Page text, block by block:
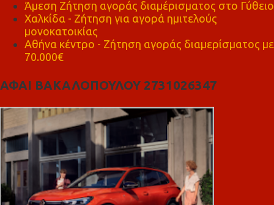
Άμεση Ζήτηση αγοράς διαμέρισματος στο Γύθειο
Χαλκίδα - Ζήτηση για αγορά ημιτελούς
μονοκατοικίας
Αθήνα κέντρο - Ζήτηση αγοράς διαμερίσματος με
70.000€
ΑΦΑΙ ΒΑΚΑΛΟΠΟΥΛΟΥ 2731026347